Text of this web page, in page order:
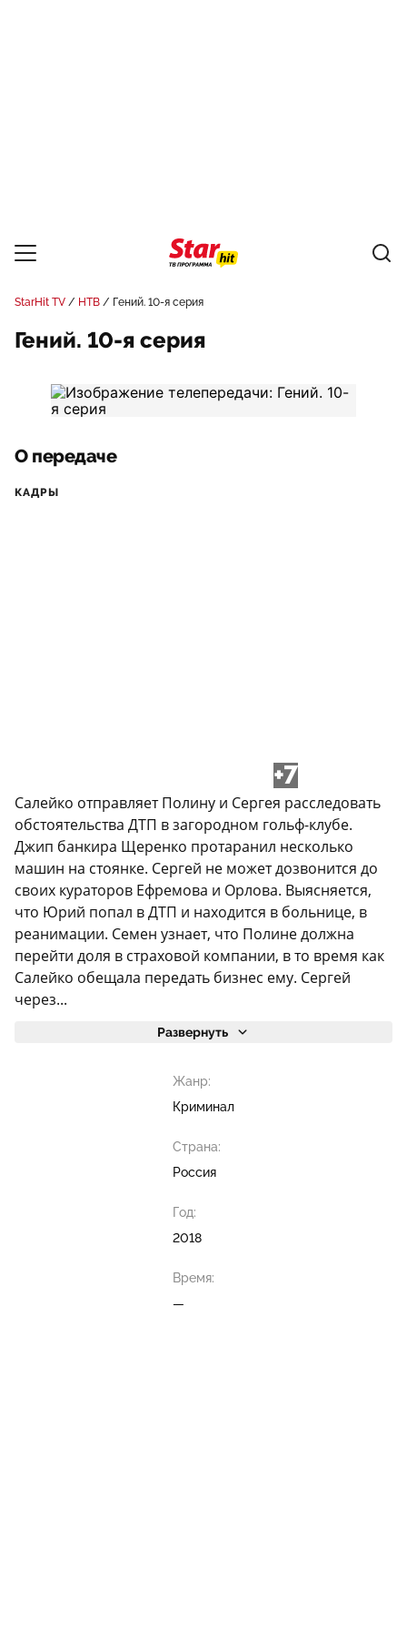
StarHit TV НТВ Гений. 10-я серия
Гений. 10-я серия
О передаче
КАДРЫ
+7
Салейко отправляет Полину и Сергея расследовать
обстоятельства ДТП в загородном гольф-клубе.
Джип банкира Щеренко протаранил несколько
машин на стоянке. Сергей не может дозвонится до
своих кураторов Ефремова и Орлова. Выясняется,
что Юрий попал в ДТП и находится в больнице, в
реанимации. Семен узнает, что Полине должна
перейти доля в страховой компании, в то время как
Салейко обещала передать бизнес ему. Сергей
через...
Развернуть
Жанр:
Криминал
Страна:
Россия
Год:
2018
Время:
—